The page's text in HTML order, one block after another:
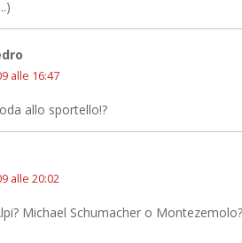
alle 16:47
allo sportello!?
alle 20:02
Michael Schumacher o